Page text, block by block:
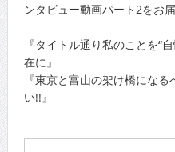
ンタビュー動画パート2をお
『タイトル通り私のことを“
在に』
『東京と富山の架け橋にな
い!!』